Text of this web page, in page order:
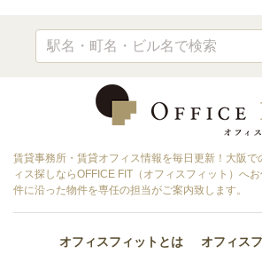
賃貸事務所・賃貸オフィス情報を毎日更新！大阪で
ィス探しならOFFICE FIT（オフィスフィット）へ
件に沿った物件を専任の担当がご案内致します。
オフィスフィットとは オフィス